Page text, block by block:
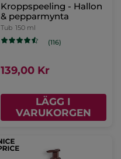
Kroppspeeling - Hallon
& pepparmynta
Tub 150 ml
(116)
139,00 Kr
LÄGG I
VARUKORGEN